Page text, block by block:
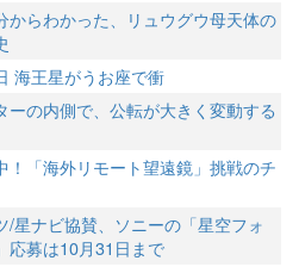
からわかった、リュウグウ母天体の
海王星がうお座で衝
ーの内側で、公転が大きく変動する
！「海外リモート望遠鏡」挑戦のチ
/星ナビ協賛、ソニーの「星空フォ
応募は10月31日まで